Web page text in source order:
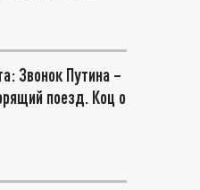
Звонок Путина –
поезд. Коц о